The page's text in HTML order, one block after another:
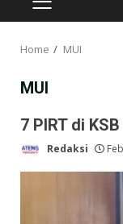
PRIMARY
MENU
Home MUI
MUI
7 PIRT di
Redaksi